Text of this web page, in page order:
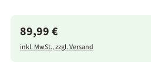
89,99 €
inkl. MwSt., zzgl. Versand